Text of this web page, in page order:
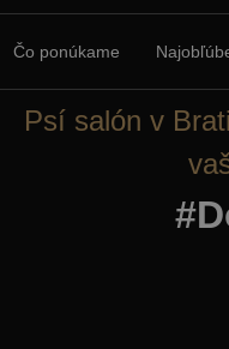
Čo ponúkame
Psí salón v